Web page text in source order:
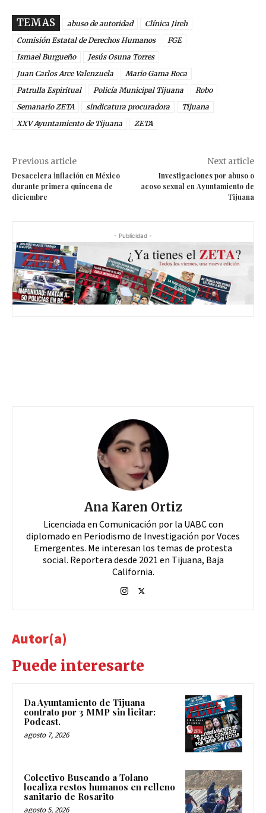
TEMAS abuso de autoridad
Clínica Jireh
Comisión Estatal de Derechos Humanos
FGE
Ismael Burgueño
Jesús Osuna Torres
Juan Carlos Arce Valenzuela
Mario Gama Roca
Patrulla Espiritual
Policía Municipal Tijuana
Robo
Semanario ZETA
sindicatura procuradora
Tijuana
XXV Ayuntamiento de Tijuana
ZETA
Previous article
Desacelera inflación en México
durante primera quincena de
diciembre
Next article
Investigaciones por abuso o
acoso sexual en Ayuntamiento de
Tijuana
- Publicidad -
Ana Karen Ortiz
Licenciada en Comunicación por la UABC con
diplomado en Periodismo de Investigación por Voces
Emergentes. Me interesan los temas de protesta
social. Reportera desde 2021 en Tijuana, Baja
California.
Autor(a)
Puede interesarte
Da Ayuntamiento de Tijuana
contrato por 3 MMP sin licitar:
Podcast.
agosto 7, 2026
Colectivo Buscando a Tolano
localiza restos humanos en relleno
sanitario de Rosarito
agosto 5, 2026